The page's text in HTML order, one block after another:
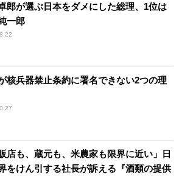
郎が選ぶ日本をダメにした総理、1位は
一郎
核兵器禁止条約に署名できない2つの理
販店も、蔵元も、米農家も限界に近い」日
をけん引する社長が訴える『酒類の提供